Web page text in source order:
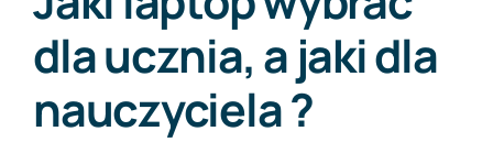
dla ucznia, a jaki dla
nauczyciela ?